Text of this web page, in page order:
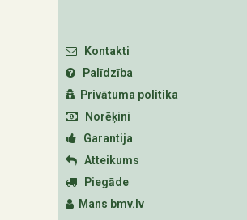
Kontakti
Palīdzība
Privātuma politika
Norēķini
Garantija
Atteikums
Piegāde
Mans bmv.lv